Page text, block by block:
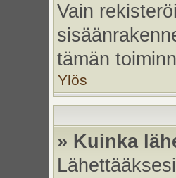
Vain
tämän
Ylös
» Kuinka